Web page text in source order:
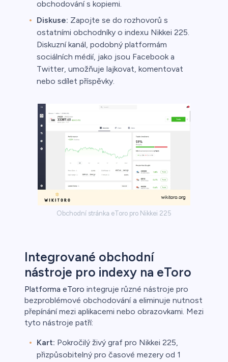
obchodování s kopiemi.
Diskuse: Zapojte se do rozhovorů s
ostatními obchodníky o indexu Nikkei 225.
Diskuzní kanál, podobný platformám
sociálních médií, jako jsou Facebook a
Twitter, umožňuje lajkovat, komentovat
nebo sdílet příspěvky.
Obchodní stránka eToro pro Nikkei 225
Integrované obchodní
nástroje pro indexy na eToro
Platforma eToro integruje různé nástroje pro
bezproblémové obchodování a eliminuje nutnost
přepínání mezi aplikacemi nebo obrazovkami. Mezi
tyto nástroje patří:
Kart: Pokročilý živý graf pro Nikkei 225,
přizpůsobitelný pro časové mezery od 1